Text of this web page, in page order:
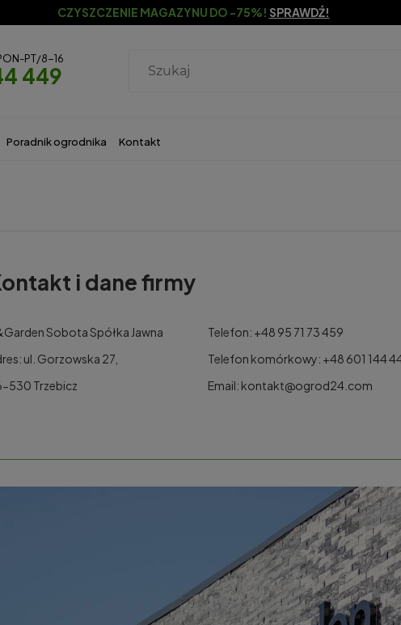
CZYSZCZENIE MAGAZYNU DO -75%! SPRAWDŹ!
PT/8-16
449
Poradnik ogrodnika Kontakt
i dane firmy
Sobota Spółka Jawna
ul. Gorzowska 27,
530 Trzebicz
Telefon: +48 95 71 73 459
Telefon komórkowy: +48 601 144
Email: kontakt@ogrod24.com